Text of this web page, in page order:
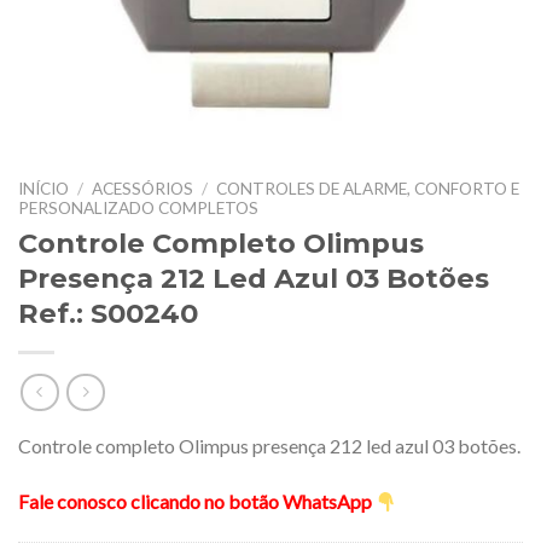
INÍCIO / ACESSÓRIOS / CONTROLES DE ALARME, CONFORTO E
PERSONALIZADO COMPLETOS
Controle Completo Olimpus
Presença 212 Led Azul 03 Botões
Ref.: S00240
Controle completo Olimpus presença 212 led azul 03 botões.
Fale conosco clicando no botão WhatsApp